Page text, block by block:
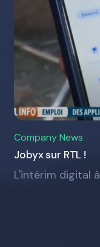
Company News
Jobyx sur RTL !
L'intérim digital